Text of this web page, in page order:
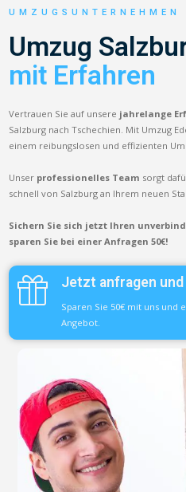
UMZUGSUNTERNEHMEN
Umzug
mit Erfahren
Vertrauen Sie auf unsere jahrelange
Salzburg nach Tschechien. Mit Umzug
einem reibungslosen und effizienten
Unser professionelles Team sorgt
schnell von Salzburg an Ihrem neuen
Sichern Sie sich jetzt Ihren
sparen Sie bei einer Anfragen 50€!
Jetzt anfragen und
Sparen Sie 50€ mit uns und
Angebot.